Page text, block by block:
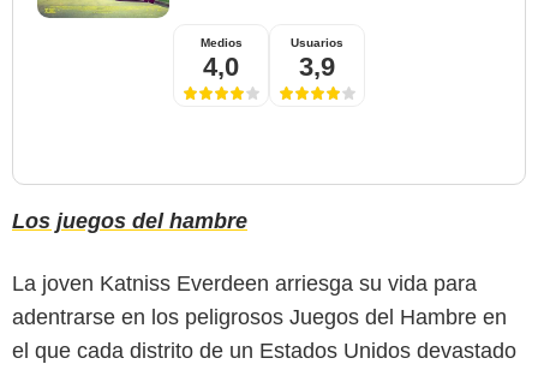
Medios
4,0
Usuarios
3,9
Los juegos del hambre
La joven Katniss Everdeen arriesga su vida para
adentrarse en los peligrosos Juegos del Hambre en
el que cada distrito de un Estados Unidos devastado